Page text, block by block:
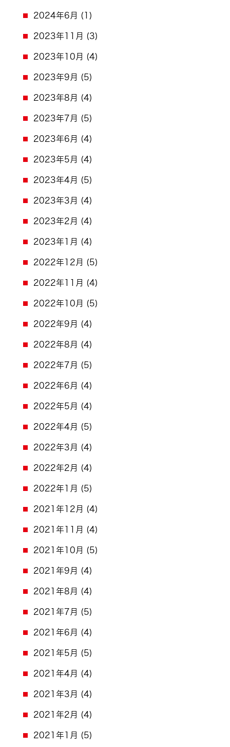
2024年6月 (1)
2023年11月 (3)
2023年10月 (4)
2023年9月 (5)
2023年8月 (4)
2023年7月 (5)
2023年6月 (4)
2023年5月 (4)
2023年4月 (5)
2023年3月 (4)
2023年2月 (4)
2023年1月 (4)
2022年12月 (5)
2022年11月 (4)
2022年10月 (5)
2022年9月 (4)
2022年8月 (4)
2022年7月 (5)
2022年6月 (4)
2022年5月 (4)
2022年4月 (5)
2022年3月 (4)
2022年2月 (4)
2022年1月 (5)
2021年12月 (4)
2021年11月 (4)
2021年10月 (5)
2021年9月 (4)
2021年8月 (4)
2021年7月 (5)
2021年6月 (4)
2021年5月 (5)
2021年4月 (4)
2021年3月 (4)
2021年2月 (4)
2021年1月 (5)